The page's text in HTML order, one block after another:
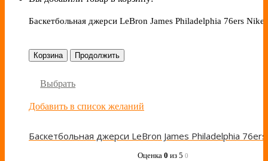
Баскетбольная джерси LeBron James Philadelphia 76ers Nike
Корзина Продолжить
Выбрать
Добавить в список желаний
Оценка 0 из 5 0